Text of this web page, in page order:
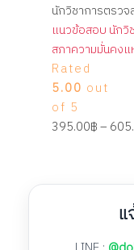
นักวิชาการตรวจ
แนวข้อสอบ นักวิ
สภาความมั่นคง
Rated
5.00 out
of 5
395.00฿–